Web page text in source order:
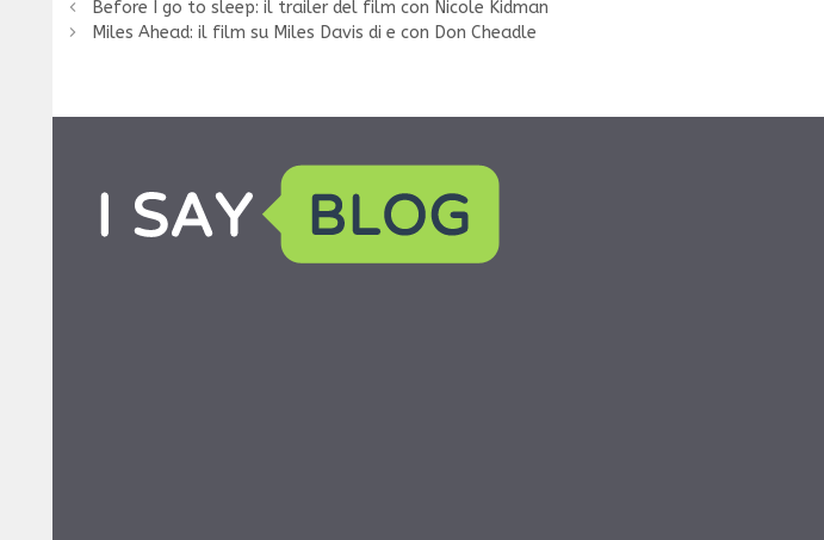
Before I go to sleep: il trailer del film con Nicole Kidman
Miles Ahead: il film su Miles Davis di e con Don Cheadle